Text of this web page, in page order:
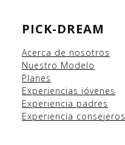
PICK-DREAM
Acerca de nosotros
Nuestro Modelo
Planes
Experiencias jóvenes
Experiencia padres
Experiencia consejeros